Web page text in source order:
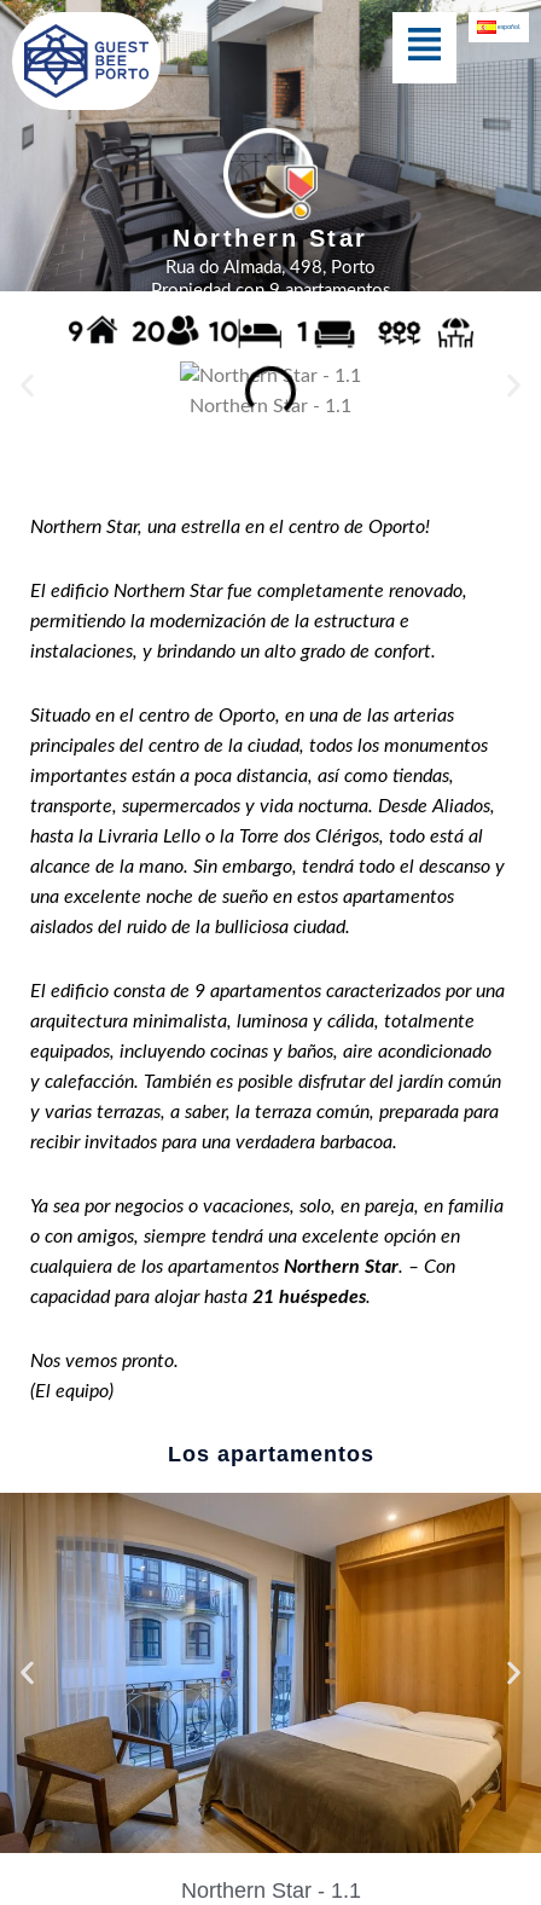
Ir
contenido
Menú español
Cedofeita Village
Northern Star
Rua do Almada, 498, Porto
Propiedad con 9 apartamentos
Northern Star - 1.1
Northern Star, una estrella en el centro de Oporto!
El edificio Northern Star fue completamente renovado,
permitiendo la modernización de la estructura e
instalaciones, y brindando un alto grado de confort.
Situado en el centro de Oporto, en una de las arterias
principales del centro de la ciudad, todos los monumentos
importantes están a poca distancia, así como tiendas,
transporte, supermercados y vida nocturna. Desde Aliados,
hasta la Livraria Lello o la Torre dos Clérigos, todo está al
alcance de la mano. Sin embargo, tendrá todo el descanso y
una excelente noche de sueño en estos apartamentos
aislados del ruido de la bulliciosa ciudad.
El edificio consta de 9 apartamentos caracterizados por una
arquitectura minimalista, luminosa y cálida, totalmente
equipados, incluyendo cocinas y baños, aire acondicionado
y calefacción. También es posible disfrutar del jardín común
y varias terrazas, a saber, la terraza común, preparada para
recibir invitados para una verdadera barbacoa.
Ya sea por negocios o vacaciones, solo, en pareja, en familia
o con amigos, siempre tendrá una excelente opción en
cualquiera de los apartamentos Northern Star. – Con
capacidad para alojar hasta 21 huéspedes.
Nos vemos pronto.
(El equipo)
Los apartamentos
Northern Star - 1.1